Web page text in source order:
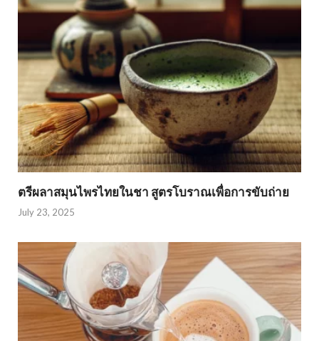
ตรีผลาสมุนไพรไทยในชา สูตรโบราณเพื่อการขับถ่าย
July 23, 2025